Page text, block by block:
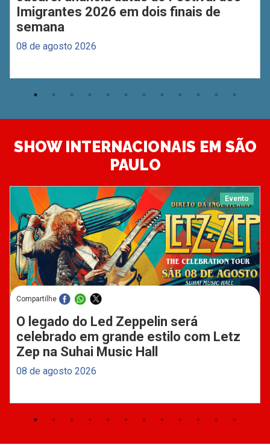
Imigrantes 2026 em dois finais de
semana
08 de agosto 2026
SHOW INTERNACIONAIS EM SÃO
PAULO
Evento
Compartilhe
O legado do Led Zeppelin será
celebrado em grande estilo com Letz
Zep na Suhai Music Hall
08 de agosto 2026